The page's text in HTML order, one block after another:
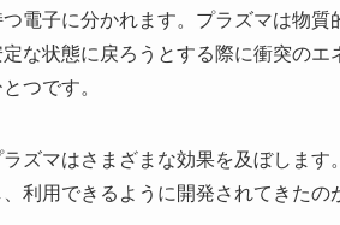
電子に分かれます。プラズマは物
な状態に戻ろうとする際に衝突の
つです。
ズマはさまざまな効果を及ぼします。
利用できるように開発されてきたの